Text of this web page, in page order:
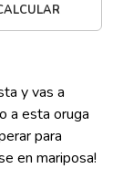
y vas a
a esta oruga
para
en mariposa!